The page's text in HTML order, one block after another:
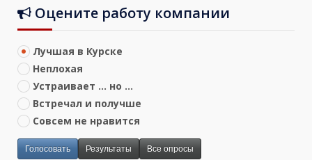
Оцените работу компании
Лучшая в Курске
Неплохая
Устраивает ... но ...
Встречал и получше
Совсем не нравится
Голосовать Результаты Все опросы